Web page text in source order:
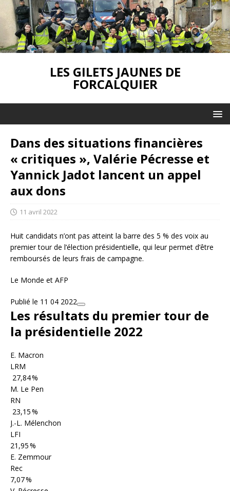
LES GILETS JAUNES DE
FORCALQUIER
Dans des situations financières
« critiques », Valérie Pécresse et
Yannick Jadot lancent un appel
aux dons
11 avril 2022
Huit candidats n’ont pas atteint la barre des 5 % des voix au
premier tour de l’élection présidentielle, qui leur permet d’être
remboursés de leurs frais de campagne.
Le Monde et AFP
Publié le 11 04 2022
Les résultats du premier tour de
la présidentielle 2022
E. Macron
LRM
27,84 %
M. Le Pen
RN
23,15 %
J.-L. Mélenchon
LFI
21,95 %
E. Zemmour
Rec
7,07 %